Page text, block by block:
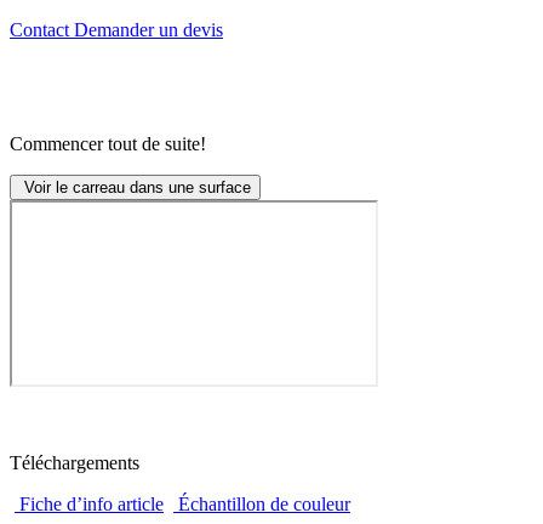
Contact Demander un devis
Commencer tout de suite!
Voir le carreau dans une surface
Téléchargements
Fiche d’info article
Échantillon de couleur